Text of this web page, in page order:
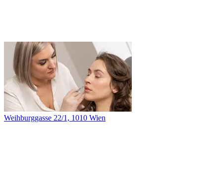
Weihburggasse 22/1, 1010 Wien